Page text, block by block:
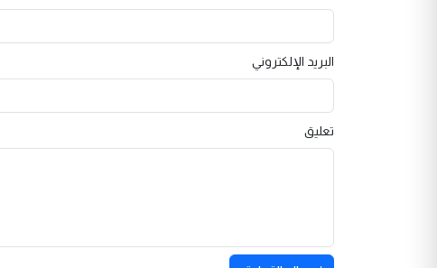
البريد الإلكتروني
تعليق